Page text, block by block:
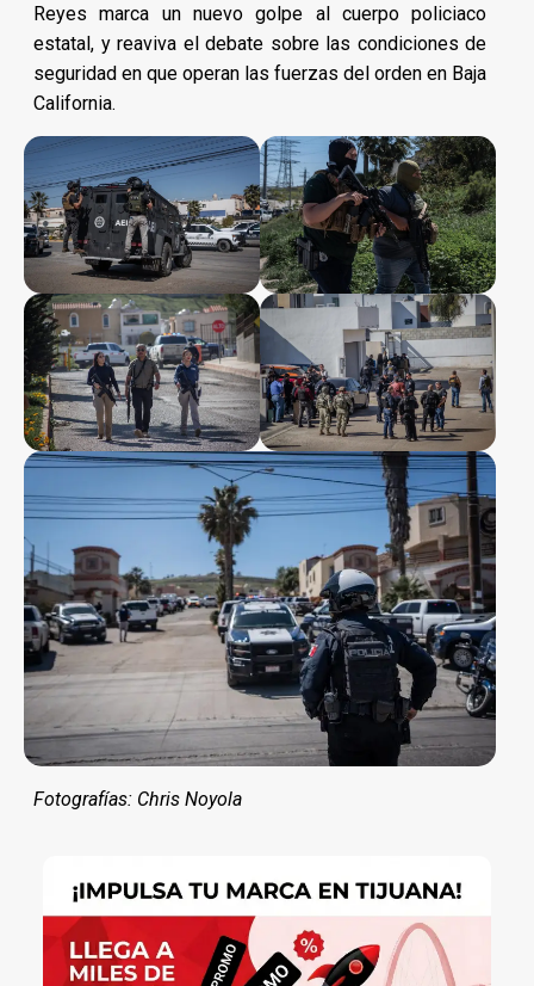
Reyes marca un nuevo golpe al cuerpo policiaco
estatal, y reaviva el debate sobre las condiciones de
seguridad en que operan las fuerzas del orden en Baja
California.
Fotografías: Chris Noyola